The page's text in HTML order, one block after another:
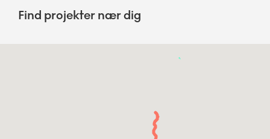
Find projekter nær dig